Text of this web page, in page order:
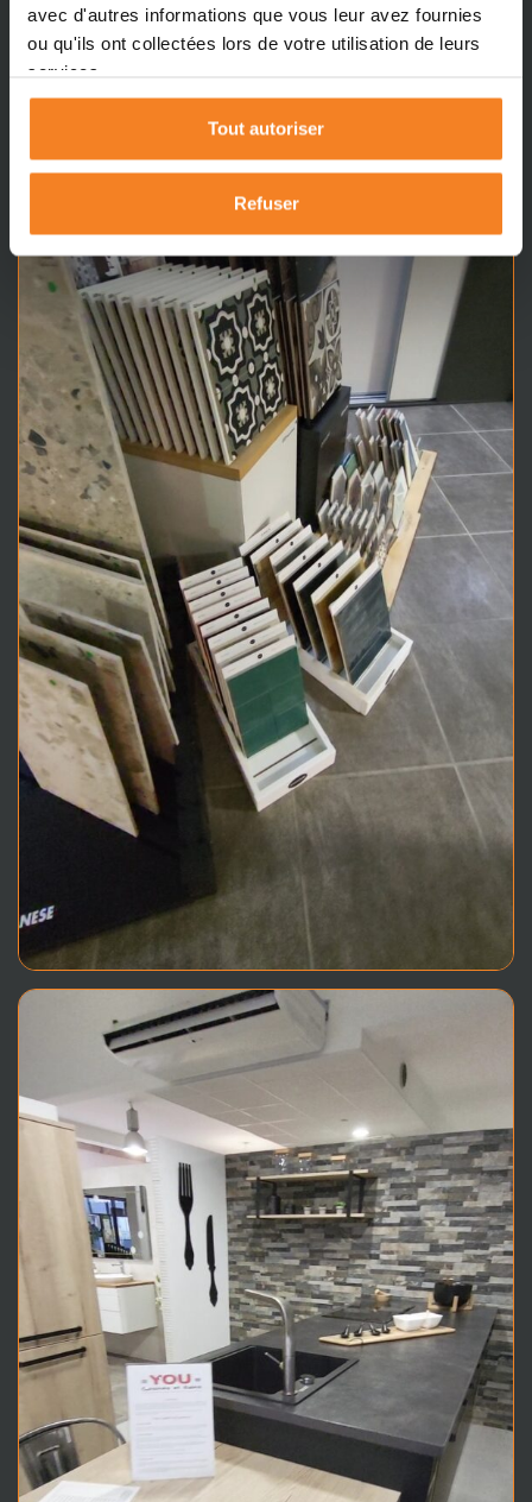
avec d'autres informations que vous leur avez fournies
ou qu'ils ont collectées lors de votre utilisation de leurs
services.
Tout autoriser
Refuser
Visiter le showroom en ligne